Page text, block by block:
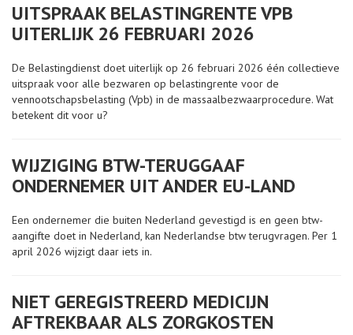
UITSPRAAK BELASTINGRENTE VPB
UITERLIJK 26 FEBRUARI 2026
De Belastingdienst doet uiterlijk op 26 februari 2026 één collectieve
uitspraak voor alle bezwaren op belastingrente voor de
vennootschapsbelasting (Vpb) in de massaalbezwaarprocedure. Wat
betekent dit voor u?
WIJZIGING BTW-TERUGGAAF
ONDERNEMER UIT ANDER EU-LAND
Een ondernemer die buiten Nederland gevestigd is en geen btw-
aangifte doet in Nederland, kan Nederlandse btw terugvragen. Per 1
april 2026 wijzigt daar iets in.
NIET GEREGISTREERD MEDICIJN
AFTREKBAAR ALS ZORGKOSTEN